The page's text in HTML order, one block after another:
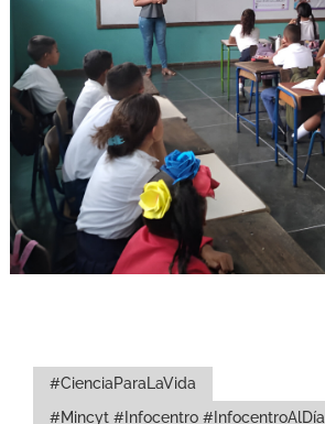
#CienciaParaLaVida
#Mincyt #Infocentro #InfocentroAlDía